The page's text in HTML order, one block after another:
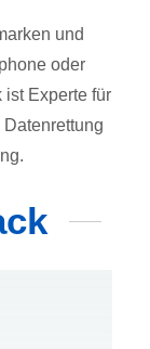
und
oder
ist Experte für